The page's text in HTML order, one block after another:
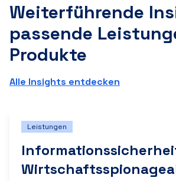
Weiterführende
passende
Produkte
Alle Insights entdecken
Leistungen